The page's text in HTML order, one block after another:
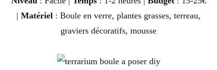
| Matériel : Boule en verre, plantes grasses, terreau,
graviers décoratifs, mousse